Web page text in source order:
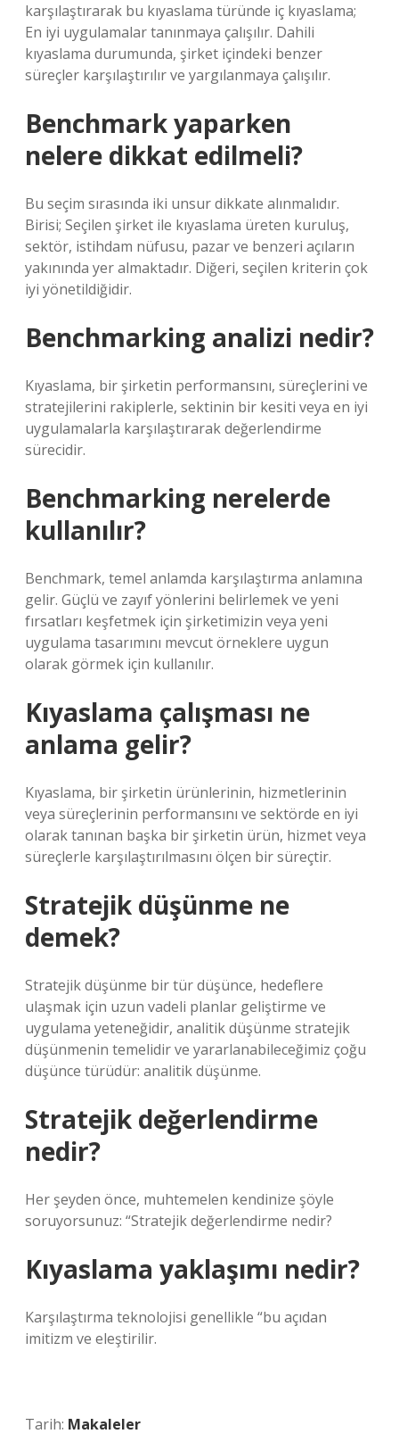
karşılaştırarak bu kıyaslama türünde iç kıyaslama;
En iyi uygulamalar tanınmaya çalışılır. Dahili
kıyaslama durumunda, şirket içindeki benzer
süreçler karşılaştırılır ve yargılanmaya çalışılır.
Benchmark yaparken
nelere dikkat edilmeli?
Bu seçim sırasında iki unsur dikkate alınmalıdır.
Birisi; Seçilen şirket ile kıyaslama üreten kuruluş,
sektör, istihdam nüfusu, pazar ve benzeri açıların
yakınında yer almaktadır. Diğeri, seçilen kriterin çok
iyi yönetildiğidir.
Benchmarking analizi nedir?
Kıyaslama, bir şirketin performansını, süreçlerini ve
stratejilerini rakiplerle, sektinin bir kesiti veya en iyi
uygulamalarla karşılaştırarak değerlendirme
sürecidir.
Benchmarking nerelerde
kullanılır?
Benchmark, temel anlamda karşılaştırma anlamına
gelir. Güçlü ve zayıf yönlerini belirlemek ve yeni
fırsatları keşfetmek için şirketimizin veya yeni
uygulama tasarımını mevcut örneklere uygun
olarak görmek için kullanılır.
Kıyaslama çalışması ne
anlama gelir?
Kıyaslama, bir şirketin ürünlerinin, hizmetlerinin
veya süreçlerinin performansını ve sektörde en iyi
olarak tanınan başka bir şirketin ürün, hizmet veya
süreçlerle karşılaştırılmasını ölçen bir süreçtir.
Stratejik düşünme ne
demek?
Stratejik düşünme bir tür düşünce, hedeflere
ulaşmak için uzun vadeli planlar geliştirme ve
uygulama yeteneğidir, analitik düşünme stratejik
düşünmenin temelidir ve yararlanabileceğimiz çoğu
düşünce türüdür: analitik düşünme.
Stratejik değerlendirme
nedir?
Her şeyden önce, muhtemelen kendinize şöyle
soruyorsunuz: “Stratejik değerlendirme nedir?
Kıyaslama yaklaşımı nedir?
Karşılaştırma teknolojisi genellikle “bu açıdan
imitizm ve eleştirilir.
Tarih: Makaleler